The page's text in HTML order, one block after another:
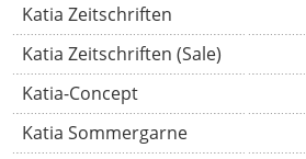
Katia Zeitschriften
Katia Zeitschriften (Sale)
Katia-Concept
Katia Sommergarne